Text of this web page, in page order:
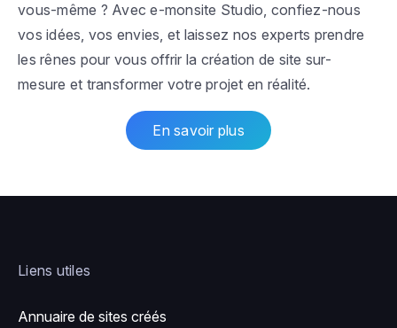
vous-même ? Avec e-monsite Studio, confiez-nous
vos idées, vos envies, et laissez nos experts prendre
les rênes pour vous offrir la création de site sur-
mesure et transformer votre projet en réalité.
En savoir plus
Liens utiles
Annuaire de sites créés